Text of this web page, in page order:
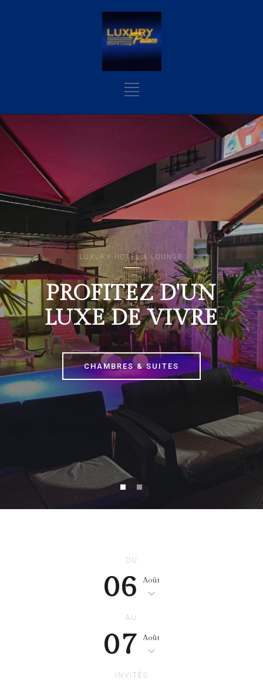
PROFITEZ D'UN
LUXE DE VIVRE
LUXURY HOTEL & LOUNGE
CHAMBRES & SUITES
DU
06 Août
AU
07 Août
INVITÉS